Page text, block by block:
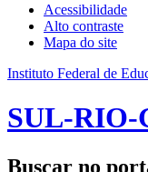
Acessibilidade
Alto contraste
Mapa do site
Instituto Federal de
SUL-RIO-
Buscar no